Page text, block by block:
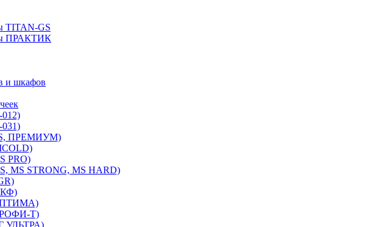
TITAN-GS
ПРАКТИК
и шкафов
ПРЕМИУМ)
PRO)
MS STRONG, MS HARD)
Т)
УЛЬТРА)